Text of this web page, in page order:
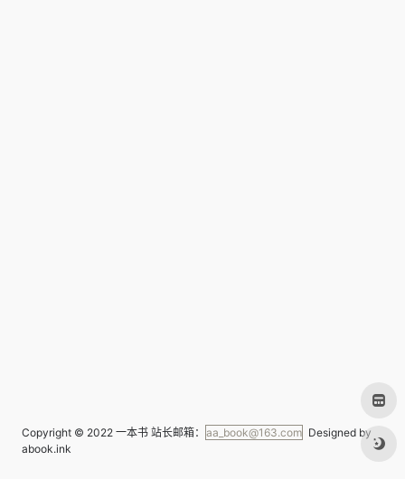
Copyright © 2022 一本书 站长邮箱： aa_book@163.com Designed by
abook.ink